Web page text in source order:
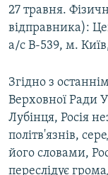
27 травня.
відправника):
а/с В-539, м.
Згідно з
Верховної Ради
Лубінця, Росія
політв'язнів,
його словами,
переслідує